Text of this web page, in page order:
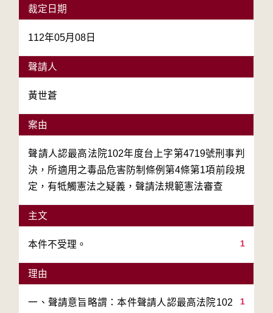
裁定日期
112年05月08日
聲請人
黃世蒼
案由
聲請人認最高法院102年度台上字第4719號刑事判
決，所適用之毒品危害防制條例第4條第1項前段規
定，有牴觸憲法之疑義，聲請法規範憲法審查
主文
1
本件不受理。
理由
1
一、聲請意旨略謂：本件聲請人認最高法院102